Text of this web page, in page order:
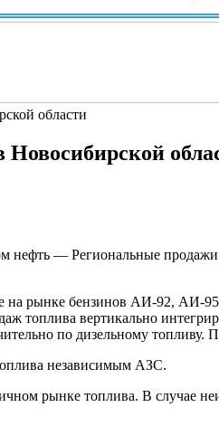
области
— Региональные
рынке бензинов АИ-92, АИ-95
топлива вертикально
по дизельному топливу.
независимым АЗС.
рынке топлива. В случае